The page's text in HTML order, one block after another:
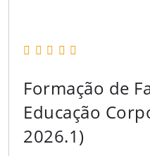
Formação de
Educação
2026.1)